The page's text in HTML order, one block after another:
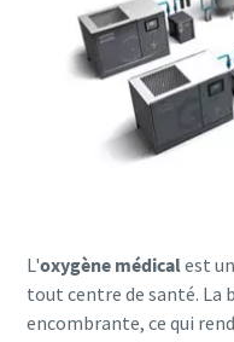
L'oxygène médicalest
tout centre de santé. La
encombrante, ce qui